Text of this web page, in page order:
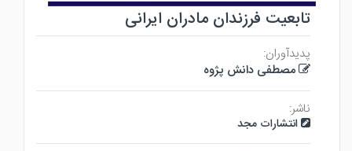
تابعیت فرزندان مادران ایرانی
پدیدآوران:
مصطفی دانش پژوه
ناشر:
انتشارات مجد